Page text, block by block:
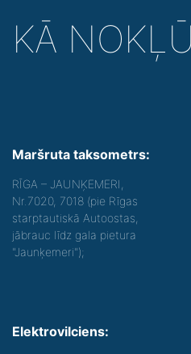
KĀ
Maršruta taksometrs:
RĪGA – JAUNĶEMERI,
Nr.7020, 7018 (pie Rīgas
starptautiskā Autoostas,
jābrauc līdz gala pietura
"Jaunķemeri");
Elektrovilciens: